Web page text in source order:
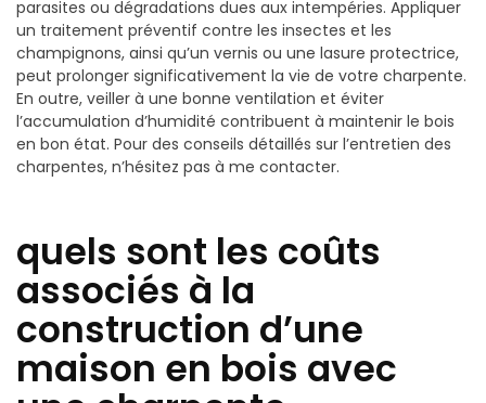
parasites ou dégradations dues aux intempéries. Appliquer
un traitement préventif contre les insectes et les
champignons, ainsi qu’un vernis ou une lasure protectrice,
peut prolonger significativement la vie de votre charpente.
En outre, veiller à une bonne ventilation et éviter
l’accumulation d’humidité contribuent à maintenir le bois
en bon état. Pour des conseils détaillés sur l’entretien des
charpentes, n’hésitez pas à me contacter.
quels sont les coûts
associés à la
construction d’une
maison en bois avec